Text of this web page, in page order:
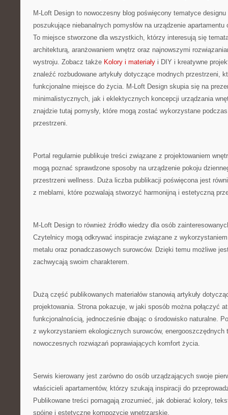
M-Loft Design to nowoczesny blog poświęcony tematyce
poszukujące niebanalnych pomysłów na urządzenie
To miejsce stworzone dla wszystkich, którzy interesują się
architekturą, aranżowaniem wnętrz oraz najnowszymi
wystroju. Zobacz także Kolory i materiały i DIY i kreatywne
znaleźć rozbudowane artykuły dotyczące modnych przestrzeni,
funkcjonalne miejsce do życia. M-Loft Design skupia się na
minimalistycznych, jak i eklektycznych koncepcji urządzania
znajdzie tutaj pomysły, które mogą zostać wykorzystane podczas
przestrzeni.
Portal regularnie publikuje treści związane z projektowaniem
mogą poznać sprawdzone sposoby na urządzenie pokoju
przestrzeni wellness. Duża liczba publikacji poświęcona jest
z meblami, które pozwalają stworzyć harmonijną i estetyczną
M-Loft Design to również źródło wiedzy dla osób
Czytelnicy mogą odkrywać inspiracje związane z
metalu oraz ponadczasowych surowców. Dzięki temu możliwe
zachwycają swoim charakterem.
Dużą część publikowanych materiałów stanowią artykuły
projektowania. Strona pokazuje, w jaki sposób można połączyć
funkcjonalnością, jednocześnie dbając o środowisko naturalne.
z wykorzystaniem ekologicznych surowców, energooszczędnych
nowoczesnych rozwiązań poprawiających komfort życia.
Serwis kierowany jest zarówno do osób urządzających swoje
właścicieli apartamentów, którzy szukają inspiracji do
Publikowane treści pomagają zrozumieć, jak dobierać kolory,
spójne i estetyczne kompozycje wnętrzarskie.